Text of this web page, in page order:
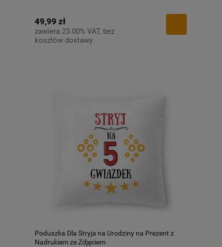
49,99 zł
zawiera 23.00% VAT, bez
kosztów dostawy
Poduszka Dla Stryja na Urodziny na Prezent z
Nadrukiem ze Zdjęciem